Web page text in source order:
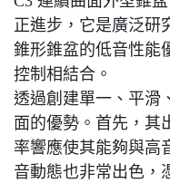
正進步，它是廣泛研
錐形錐盆的低音性能
控制相結合。
透過創建單一、平滑
面的優勢。首先，其
率響應使其能夠與高
音動態也非常出色，